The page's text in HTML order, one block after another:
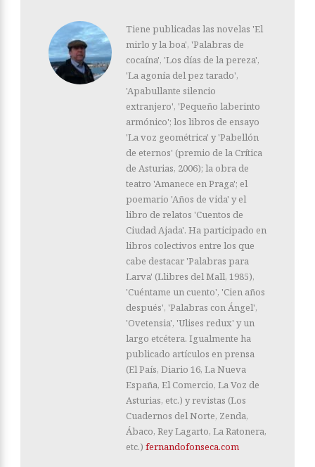
Tiene publicadas las novelas 'El
mirlo y la boa', 'Palabras de
cocaína', 'Los días de la pereza',
'La agonía del pez tarado',
'Apabullante silencio
extranjero', 'Pequeño laberinto
armónico'; los libros de ensayo
'La voz geométrica' y 'Pabellón
de eternos' (premio de la Crítica
de Asturias, 2006); la obra de
teatro 'Amanece en Praga'; el
poemario 'Años de vida' y el
libro de relatos 'Cuentos de
Ciudad Ajada'. Ha participado en
libros colectivos entre los que
cabe destacar 'Palabras para
Larva' (Llibres del Mall, 1985),
'Cuéntame un cuento', 'Cien años
después', 'Palabras con Ángel',
'Ovetensia', 'Ulises redux' y un
largo etcétera. Igualmente ha
publicado artículos en prensa
(El País, Diario 16, La Nueva
España, El Comercio, La Voz de
Asturias, etc.) y revistas (Los
Cuadernos del Norte, Zenda,
Ábaco, Rey Lagarto, La Ratonera,
etc.) fernandofonseca.com